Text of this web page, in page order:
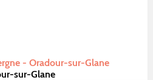
- Oradour-sur-Glane
sur-Glane